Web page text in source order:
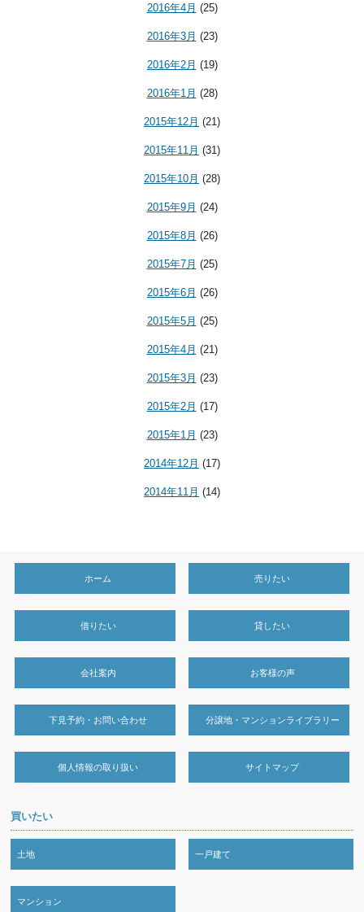
2016年4月 (25)
2016年3月 (23)
2016年2月 (19)
2016年1月 (28)
2015年12月 (21)
2015年11月 (31)
2015年10月 (28)
2015年9月 (24)
2015年8月 (26)
2015年7月 (25)
2015年6月 (26)
2015年5月 (25)
2015年4月 (21)
2015年3月 (23)
2015年2月 (17)
2015年1月 (23)
2014年12月 (17)
2014年11月 (14)
ホーム 売りたい
借りたい 貸したい
会社案内 お客様の声
下見予約・お問い合わせ 分譲地・マンションライブラリー
個人情報の取り扱い サイトマップ
買いたい
土地 一戸建て
マンション